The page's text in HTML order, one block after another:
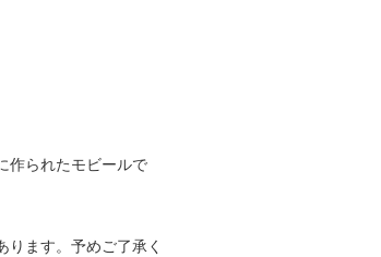
作られたモビールで
ます。予めご了承く